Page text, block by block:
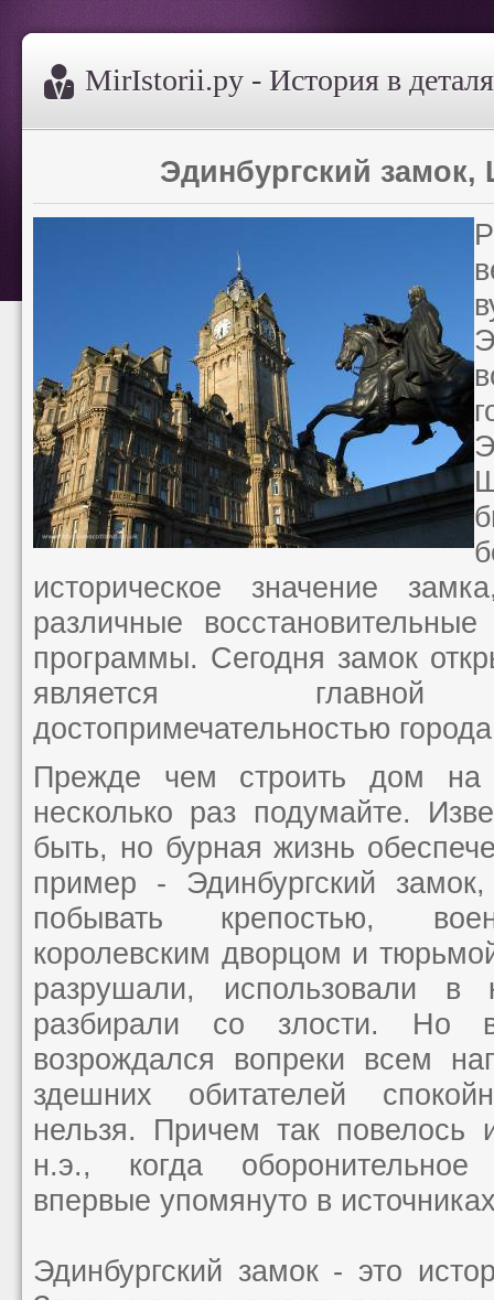
MirIstorii.ру - История в
Эдинбургский
историческое значение
различные
программы. Сегодня замок
является главной
достопримечательностью
Прежде чем строить дом на
несколько раз подумайте.
быть, но бурная жизнь
пример - Эдинбургский
побывать крепостью,
королевским дворцом и
разрушали, использовали в
разбирали со злости.
возрождался вопреки всем
здешних обитателей
нельзя. Причем так повелось
н.э., когда
впервые упомянуто в
Эдинбургский замок - это